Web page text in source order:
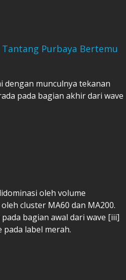
Tantang Purbaya Bertemu
dengan munculnya tekanan
pada bagian akhir dari wave
oleh volume
cluster MA60 dan MA200.
bagian awal dari wave [iii]
pada label merah.